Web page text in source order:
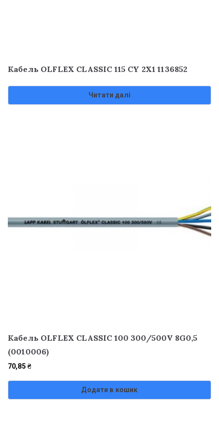
Кабель OLFLEX CLASSIC 115 CY 2X1 1136852
Читати далі
Кабель OLFLEX CLASSIC 100 300/500V 8G0,5
(0010006)
70,85 ₴
Додати в кошик